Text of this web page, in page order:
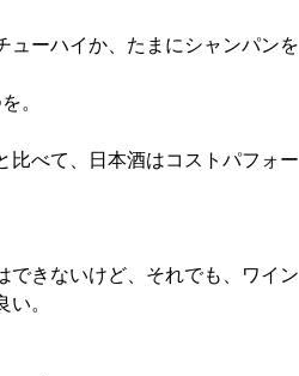
ューハイか、たまにシャンパンを
。
比べて、日本酒はコストパフォー
できないけど、それでも、ワイン
。